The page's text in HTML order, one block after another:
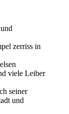
zerriss in
viele Leiber
seiner
und